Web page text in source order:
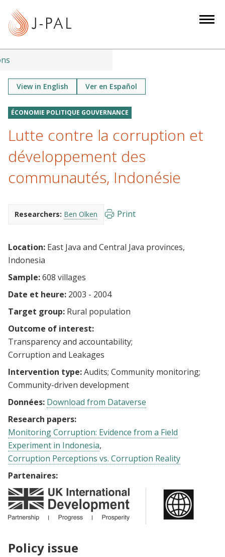
t
View in English Ver en Español
ÉCONOMIE POLITIQUE GOUVERNANCE
Lutte contre la corruption et
développement des
communautés, Indonésie
Researchers: Ben Olken Print
Location: East Java and Central Java provinces,
Indonesia
Sample:608 villages
Date et heure: 2003 - 2004
Target group: Rural population
Outcome of interest:
Transparency and accountability
Corruption and Leakages
Intervention type:Audits Community monitoring
Community-driven development
Données: Download from Dataverse
Research papers:
Monitoring Corruption: Evidence from a Field
Experiment in Indonesia
Corruption Perceptions vs. Corruption Reality
Partenaires:
Policy issue